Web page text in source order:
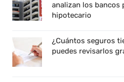
analizan los bancos
hipotecario
¿Cuántos seguros
puedes revisarlos